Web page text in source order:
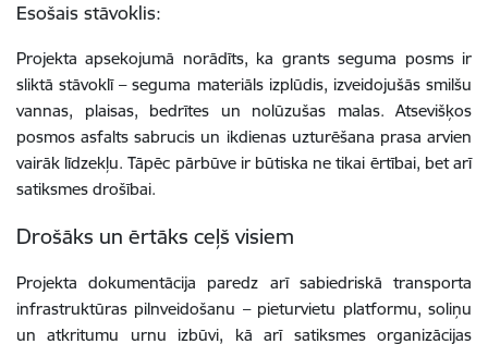
Esošais stāvoklis:
Projekta apsekojumā norādīts, ka grants seguma posms ir
sliktā stāvoklī – seguma materiāls izplūdis, izveidojušās smilšu
vannas, plaisas, bedrītes un nolūzušas malas. Atsevišķos
posmos asfalts sabrucis un ikdienas uzturēšana prasa arvien
vairāk līdzekļu. Tāpēc pārbūve ir būtiska ne tikai ērtībai, bet arī
satiksmes drošībai.
Drošāks un ērtāks ceļš visiem
Projekta dokumentācija paredz arī sabiedriskā transporta
infrastruktūras pilnveidošanu – pieturvietu platformu, soliņu
un atkritumu urnu izbūvi, kā arī satiksmes organizācijas